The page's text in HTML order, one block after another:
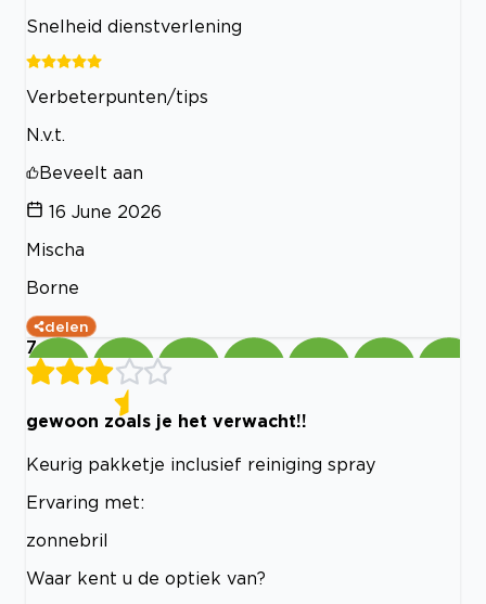
Snelheid dienstverlening
Verbeterpunten/tips
N.v.t.
Beveelt aan
16 June 2026
Mischa
Borne
delen
7
gewoon zoals je het verwacht!!
Keurig pakketje inclusief reiniging spray
Ervaring met:
zonnebril
Waar kent u de optiek van?